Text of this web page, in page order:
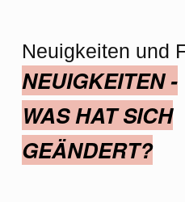
Neuigkeiten und
NEUIGKEITEN -
WAS HAT SICH
GEÄNDERT?